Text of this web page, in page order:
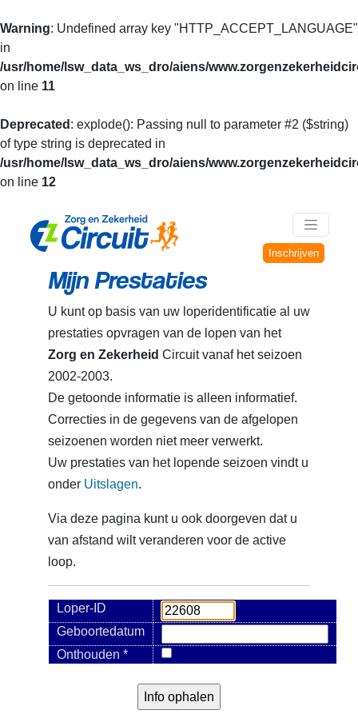
Warning: Undefined array key "HTTP_ACCEPT_LANGUAGE"
in
/usr/home/lsw_data_ws_dro/aiens/
on line 11
Deprecated : explode(): Passing null to parameter #2 ($string)
of type string is deprecated in
/usr/home/lsw_data_ws_dro/aiens/
on line 12
Inschrijven
Mijn Prestaties
U kunt op basis van uw loperidentificatie al uw
prestaties opvragen van de lopen van het
Zorg en Zekerheid Circuit vanaf het seizoen
2002-2003.
De getoonde informatie is alleen informatief.
Correcties in de gegevens van de afgelopen
seizoenen worden niet meer verwerkt.
Uw prestaties van het lopende seizoen vindt u
onder Uitslagen.
Via deze pagina kunt u ook doorgeven dat u
van afstand wilt veranderen voor de active
loop.
Loper-ID
Geboortedatum
Onthouden *